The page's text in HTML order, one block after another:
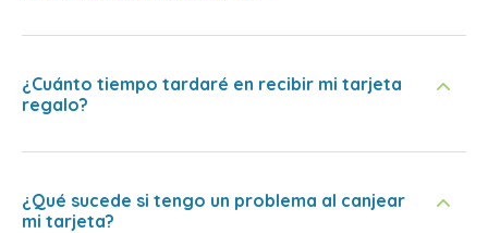
¿Cuánto tiempo tardaré en recibir mi tarjeta
regalo?
¿Qué sucede si tengo un problema al canjear
mi tarjeta?